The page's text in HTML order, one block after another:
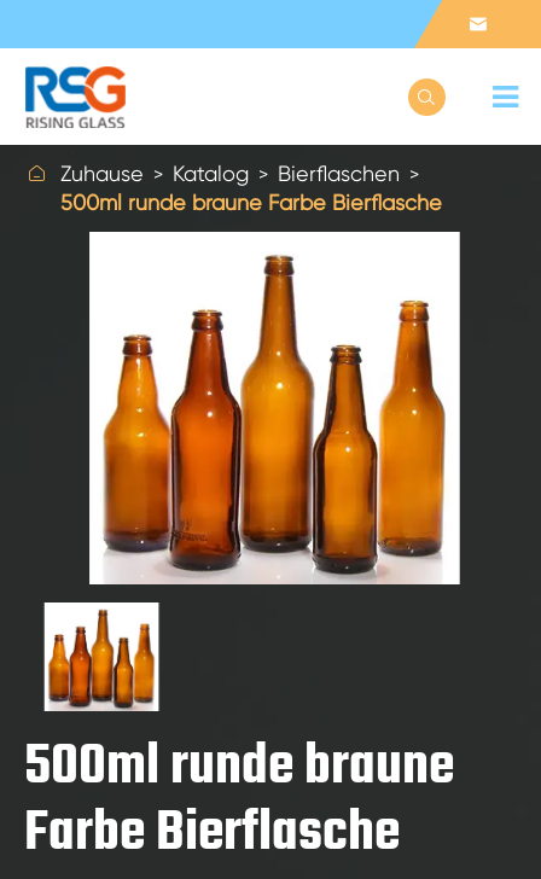


 Zuhause Katalog
Bierflaschen
500ml runde braune Farbe Bierflasche
500ml runde braune
Farbe Bierflasche